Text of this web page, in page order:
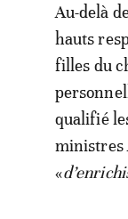
Au-delà
hauts
filles du
qualifié
ministres
«